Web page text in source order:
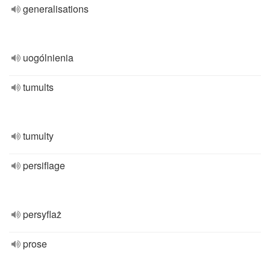
generalisations
uogólnienia
tumults
tumulty
persiflage
persyflaż
prose